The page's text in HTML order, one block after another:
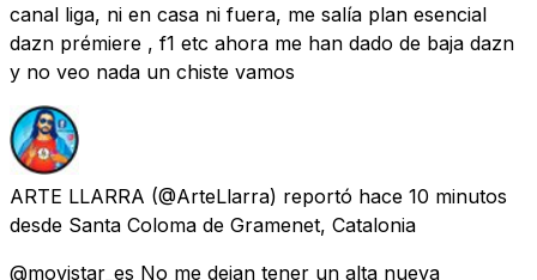
canal liga, ni en casa ni fuera, me salía plan esencial
dazn prémiere , f1 etc ahora me han dado de baja dazn
y no veo nada un chiste vamos
ARTE LLARRA (@ArteLlarra) reportó hace 10 minutos
desde Santa Coloma de Gramenet, Catalonia
@movistar_es No me dejan tener un alta nueva